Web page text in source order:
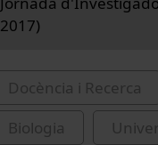
2017)
Docència i Recerca
Biologia